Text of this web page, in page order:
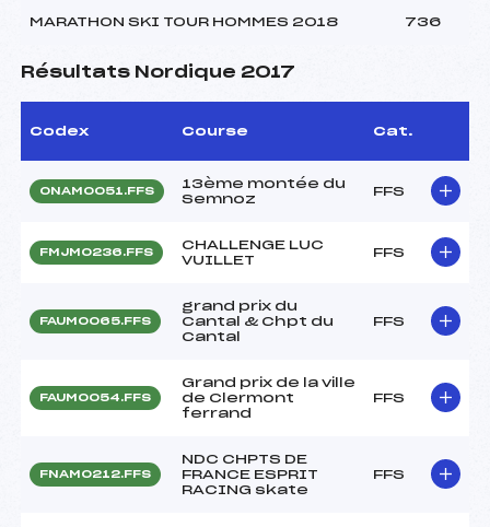
MARATHON SKI TOUR HOMMES 2018 736
Résultats Nordique 2017
Codex Course Cat.
ONAM0051.FFS
13ème montée du
Semnoz
FFS
FMJM0236.FFS
CHALLENGE LUC
VUILLET
FFS
FAUM0065.FFS
grand prix du
Cantal & Chpt du
Cantal
FFS
FAUM0054.FFS
Grand prix de la ville
de Clermont
ferrand
FFS
FNAM0212.FFS
NDC CHPTS DE
FRANCE ESPRIT
RACING skate
FFS